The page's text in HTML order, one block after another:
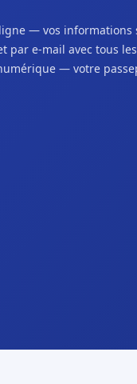
— vos
par e-mail avec tous
— votre